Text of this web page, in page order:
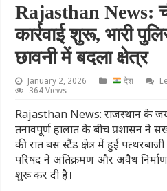
Rajasthan News:
कार्रवाई शुरू, भारी
छावनी में बदला क्षेत्र
January 2, 2026 देश
364 Views
Rajasthan News: राजस्थान के
तनावपूर्ण हालात के बीच प्रशासन ने
की रात बस स्टैंड क्षेत्र में हुई
परिषद ने अतिक्रमण और अवैध
शुरू कर दी है।